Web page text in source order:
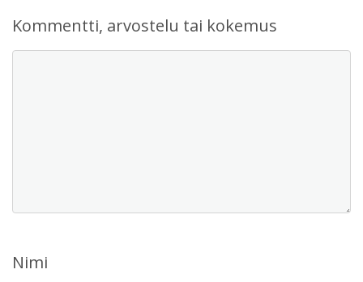
Kommentti, arvostelu tai kokemus
Nimi